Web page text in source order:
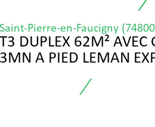
Saint-Pierre-en-Faucigny
T3 DUPLEX 62M² AVEC
3MN A PIED LEMAN